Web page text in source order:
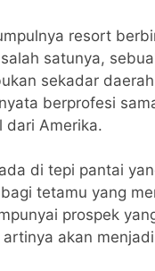
resort
satunya,
sekadar
berprofesi
dari Amerika.
di tepi pantai
tetamu yang
prospek
akan